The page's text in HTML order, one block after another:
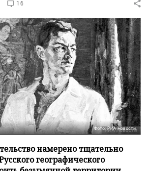
16
Фото: РИА Новости
намерено тщательно
географического